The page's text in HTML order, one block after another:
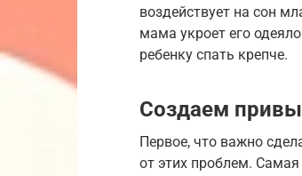
воздействует на сон
мама укроет его
ребенку спать крепче.
Создаем
Первое, что важно
от этих проблем.